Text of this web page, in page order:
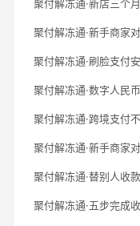
聚付解冻通·新店三个
聚付解冻通·新手商家
聚付解冻通·刷脸支付
聚付解冻通·数字人民
聚付解冻通·跨境支付
聚付解冻通·新手商家
聚付解冻通·替别人收
聚付解冻通·五步完成